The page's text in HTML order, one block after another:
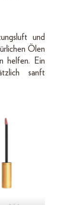
und
Ölen
helfen. Ein
sanft